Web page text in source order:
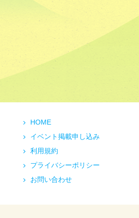
HOME
イベント掲載申し込み
利用規約
プライバシーポリシー
お問い合わせ